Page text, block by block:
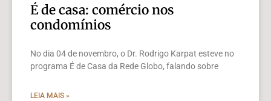
É de casa: comércio nos
condomínios
No dia 04 de novembro, o Dr. Rodrigo Karpat esteve no
programa É de Casa da Rede Globo, falando sobre
LEIA MAIS »